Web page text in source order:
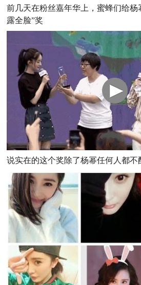
前几天在粉丝嘉年华上，蜜蜂们给杨
露全脸”奖
说实在的这个奖除了杨幂任何人都不